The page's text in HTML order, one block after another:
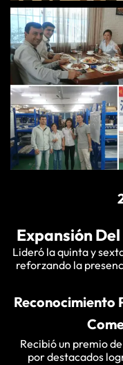
Expansión
Lideró la quinta y
reforzando la
Reconocimiento
Recibió un premio
por destacados